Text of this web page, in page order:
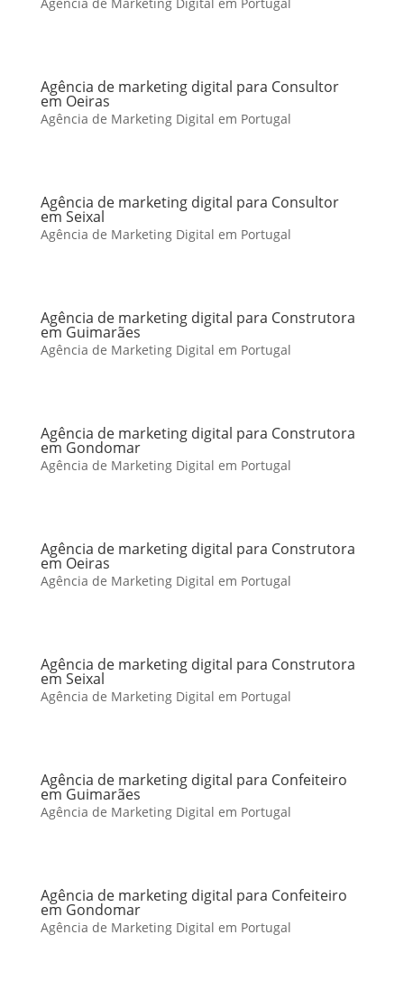
Agência de marketing digital para Consultor
em Oeiras
Agência de Marketing Digital em Portugal
Agência de marketing digital para Consultor
em Seixal
Agência de Marketing Digital em Portugal
Agência de marketing digital para Construtora
em Guimarães
Agência de Marketing Digital em Portugal
Agência de marketing digital para Construtora
em Gondomar
Agência de Marketing Digital em Portugal
Agência de marketing digital para Construtora
em Oeiras
Agência de Marketing Digital em Portugal
Agência de marketing digital para Construtora
em Seixal
Agência de Marketing Digital em Portugal
Agência de marketing digital para Confeiteiro
em Guimarães
Agência de Marketing Digital em Portugal
Agência de marketing digital para Confeiteiro
em Gondomar
Agência de Marketing Digital em Portugal